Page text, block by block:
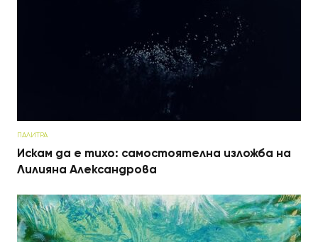
ПАЛИТРА
Искам да е тихо: самостоятелна изложба на
Лилияна Александрова